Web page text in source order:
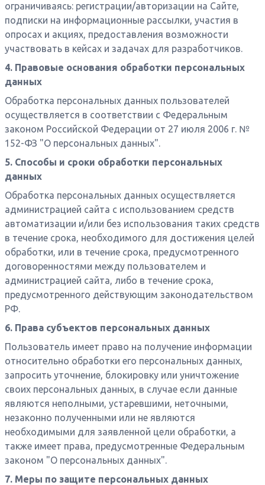
ограничиваясь: регистрации/авторизации на Сайте,
подписки на информационные рассылки, участия в
опросах и акциях, предоставления возможности
участвовать в кейсах и задачах для разработчиков.
4. Правовые основания обработки персональных
данных
Обработка персональных данных пользователей
осуществляется в соответствии с Федеральным
законом Российской Федерации от 27 июля 2006 г. №
152-ФЗ "О персональных данных".
5. Способы и сроки обработки персональных
данных
Обработка персональных данных осуществляется
администрацией сайта с использованием средств
автоматизации и/или без использования таких средств
в течение срока, необходимого для достижения целей
обработки, или в течение срока, предусмотренного
договоренностями между пользователем и
администрацией сайта, либо в течение срока,
предусмотренного действующим законодательством
РФ.
6. Права субъектов персональных данных
Пользователь имеет право на получение информации
относительно обработки его персональных данных,
запросить уточнение, блокировку или уничтожение
своих персональных данных, в случае если данные
являются неполными, устаревшими, неточными,
незаконно полученными или не являются
необходимыми для заявленной цели обработки, а
также имеет права, предусмотренные Федеральным
законом "О персональных данных".
7. Меры по защите персональных данных